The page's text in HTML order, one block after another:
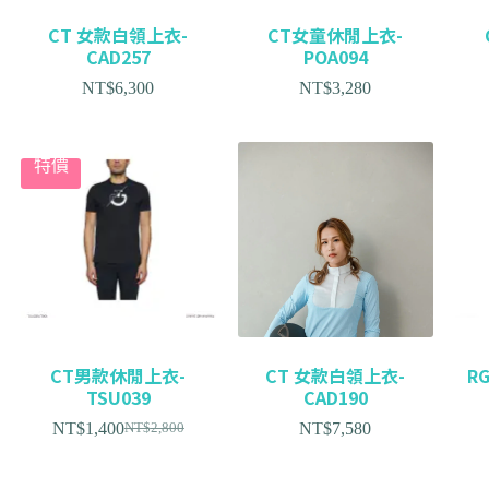
CT 女款白領上衣-
CAD257
NT$6,300
CT女童休閒上衣-
POA094
NT$3,280
特價
CT男款休閒上衣-
TSU039
NT$2,800
NT$1,400
CT 女款白領上衣-
CAD190
NT$7,580